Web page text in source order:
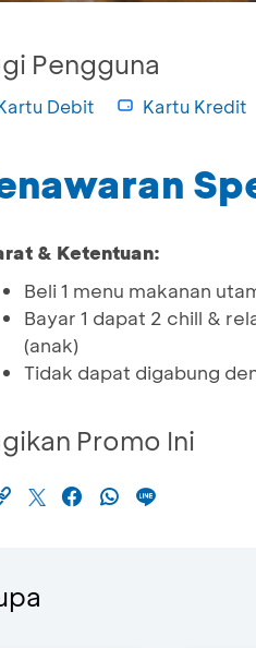
Pengguna
Debit Kartu Kredit
& Ketentuan:
Beli 1 menu makanan
Bayar 1 dapat 2 chill &
(anak)
Tidak dapat digabung
Promo Ini